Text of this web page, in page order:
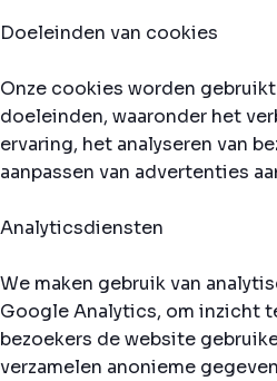
Doeleinden van cookies
Onze cookies worden
doeleinden, waaronder het
ervaring, het analyseren van
aanpassen van advertenties
Analyticsdiensten
We maken gebruik van
Google Analytics, om inzicht
bezoekers de website
verzamelen anonieme